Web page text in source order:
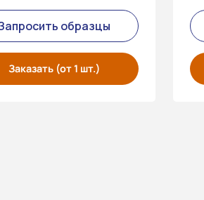
образцы
Заказать (от 1 шт.)